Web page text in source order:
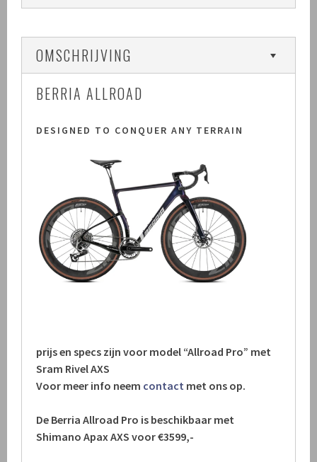
OMSCHRIJVING
BERRIA ALLROAD
DESIGNED TO CONQUER ANY TERRAIN
prijs en specs zijn voor model “Allroad Pro” met
Sram Rivel AXS
Voor meer info neem contact met ons op.
De Berria Allroad Pro is beschikbaar met
Shimano Apax AXS voor €3599,-